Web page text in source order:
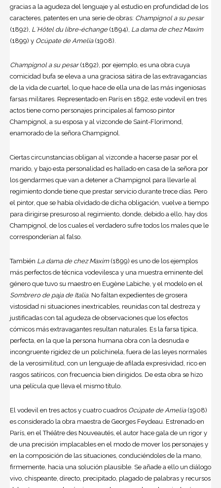
gracias a la agudeza del lenguaje y al estudio en profundidad de los
caracteres, patentes en una serie de obras: Champignol a su pesar
(1892), L´Hôtel du libre-échange(1894), La dama de chez Maxim
(1899) y Ocúpate de Amelia(1908).
Champignol a su pesar(1892), por ejemplo, es una obra cuya
comicidad bufa se eleva a una graciosa sátira de las extravagancias
de la vida de cuartel, lo que hace de ella una de las más ingeniosas
farsas militares. Representado en París en 1892, este vodevil en tres
actos tiene como personajes principales al famoso pintor
Champignol, a su esposa y al vizconde de Saint-Florimond,
enamorado de la señora Champignol.
Ciertas circunstancias obligan al vizconde a hacerse pasar por el
marido, y bajo esta personalidad es hallado en casa de la señora por
los gendarmes que van a detener a Champignol para llevarle al
regimiento donde tiene que prestar servicio durante trece días. Pero
el pintor, que se había olvidado de dicha obligación, vuelve a tiempo
para dirigirse presuroso al regimiento, donde, debido a ello, hay dos
Champignol, de los cuales el verdadero sufre todos los males que le
corresponderían al falso.
También La dama de chez Maxim(1899) es uno de los ejemplos
más perfectos de técnica vodevilesca y una muestra eminente del
género que tuvo su maestro en Eugène Labiche, y el modelo en el
Sombrero de paja de Italia. No faltan expedientes de grosera
vistosidad ni situaciones inextricables, reunidas con tal destreza y
justificadas con tal agudeza de observaciones que los efectos
cómicos más extravagantes resultan naturales. Es la farsa típica,
perfecta, en la que la persona humana obra con la desnuda e
incongruente rigidez de un polichinela, fuera de las leyes normales
de la verosimilitud, con un lenguaje de afilada expresividad, rico en
rasgos satíricos, con frecuencia bien dirigidos. De esta obra se hizo
una película que lleva el mismo título.
El vodevil en tres actos y cuatro cuadros Ocúpate de Amelia(1908)
es considerado la obra maestra de Georges Feydeau. Estrenado en
París, en el Théâtre des Nouveautés, el autor hace gala de un rigor y
de una precisión implacables en el modo de mover los personajes y
en la composición de las situaciones, conduciéndoles de la mano,
firmemente, hacia una solución plausible. Se añade a ello un diálogo
vivo, chispeante, directo, precipitado, plagado de palabras y recursos